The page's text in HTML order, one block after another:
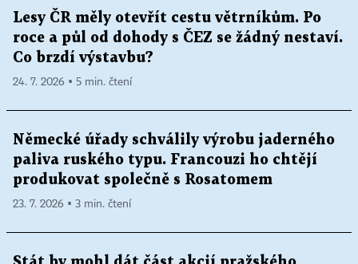
Lesy ČR měly otevřít cestu větrníkům. Po
roce a půl od dohody s ČEZ se žádný nestaví.
Co brzdí výstavbu?
24. 7. 2026 ▪ 5 min. čtení
Německé úřady schválily výrobu jaderného
paliva ruského typu. Francouzi ho chtějí
produkovat společně s Rosatomem
23. 7. 2026 ▪ 3 min. čtení